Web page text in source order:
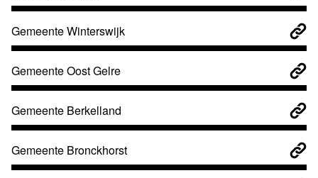
Gemeente Winterswijk
Gemeente Oost Gelre
Gemeente Berkelland
Gemeente Bronckhorst